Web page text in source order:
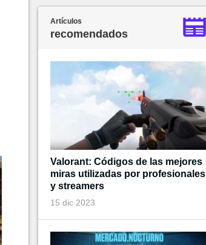
Artículos
recomendados
Valorant: Códigos de las mejores
miras utilizadas por profesionales
y streamers
15 dic 2023